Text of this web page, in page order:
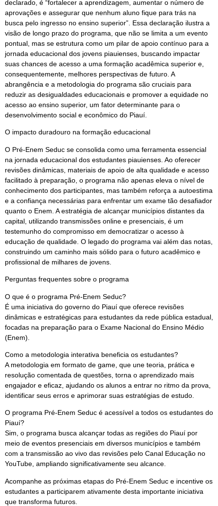
declarado, é “fortalecer a aprendizagem, aumentar o número de
aprovações e assegurar que nenhum aluno fique para trás na
busca pelo ingresso no ensino superior”. Essa declaração ilustra a
visão de longo prazo do programa, que não se limita a um evento
pontual, mas se estrutura como um pilar de apoio contínuo para a
jornada educacional dos jovens piauienses, buscando impactar
suas chances de acesso a uma formação acadêmica superior e,
consequentemente, melhores perspectivas de futuro. A
abrangência e a metodologia do programa são cruciais para
reduzir as desigualdades educacionais e promover a equidade no
acesso ao ensino superior, um fator determinante para o
desenvolvimento social e econômico do Piauí.
O impacto duradouro na formação educacional
O Pré-Enem Seduc se consolida como uma ferramenta essencial
na jornada educacional dos estudantes piauienses. Ao oferecer
revisões dinâmicas, materiais de apoio de alta qualidade e acesso
facilitado à preparação, o programa não apenas eleva o nível de
conhecimento dos participantes, mas também reforça a autoestima
e a confiança necessárias para enfrentar um exame tão desafiador
quanto o Enem. A estratégia de alcançar municípios distantes da
capital, utilizando transmissões online e presenciais, é um
testemunho do compromisso em democratizar o acesso à
educação de qualidade. O legado do programa vai além das notas,
construindo um caminho mais sólido para o futuro acadêmico e
profissional de milhares de jovens.
Perguntas frequentes sobre o programa
O que é o programa Pré-Enem Seduc?
É uma iniciativa do governo do Piauí que oferece revisões
dinâmicas e estratégicas para estudantes da rede pública estadual,
focadas na preparação para o Exame Nacional do Ensino Médio
(Enem).
Como a metodologia interativa beneficia os estudantes?
A metodologia em formato de game, que une teoria, prática e
resolução comentada de questões, torna o aprendizado mais
engajador e eficaz, ajudando os alunos a entrar no ritmo da prova,
identificar seus erros e aprimorar suas estratégias de estudo.
O programa Pré-Enem Seduc é acessível a todos os estudantes do
Piauí?
Sim, o programa busca alcançar todas as regiões do Piauí por
meio de eventos presenciais em diversos municípios e também
com a transmissão ao vivo das revisões pelo Canal Educação no
YouTube, ampliando significativamente seu alcance.
Acompanhe as próximas etapas do Pré-Enem Seduc e incentive os
estudantes a participarem ativamente desta importante iniciativa
que transforma futuros.